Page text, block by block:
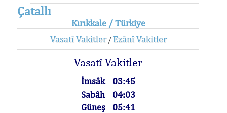
Çatallı
Kırıkkale / Türkiye
Vasatî Vakitler/ Ezânî Vakitler
Vasatî Vakitler
İmsâk
03:45
Sabâh
04:03
Güneş
05:41